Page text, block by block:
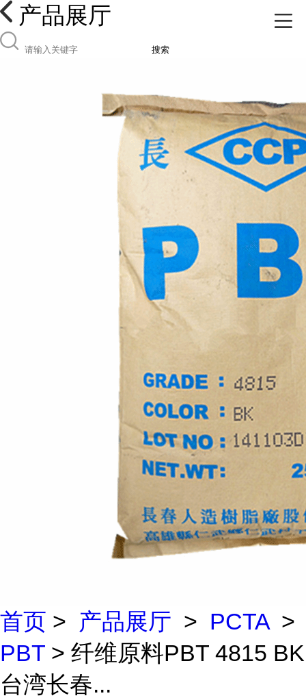
产品展厅
搜索
首页 > 产品展厅 > PCTA>
PBT > 纤维原料PBT 4815 BK
台湾长春...